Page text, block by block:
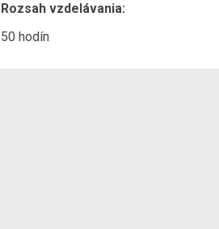
Rozsah vzdelávania:
50 hodín